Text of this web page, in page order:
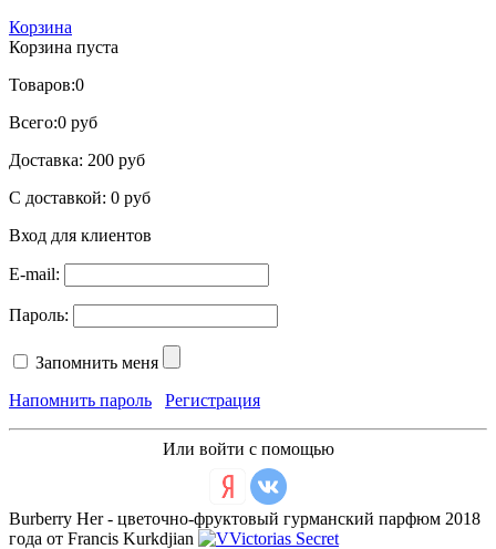
Корзина
Корзина пуста
Товаров:0
Всего:0 руб
Доставка: 200 руб
С доставкой: 0 руб
Вход для клиентов
E-mail:
Пароль:
Запомнить меня
Напомнить пароль
Регистрация
Или войти с помощью
Burberry Her - цветочно-фруктовый гурманский парфюм 2018
года от Francis Kurkdjian